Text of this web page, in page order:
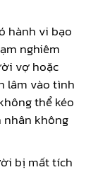
hành vi bạo
nghiêm
vợ hoặc
lâm vào tình
thể kéo
nhân không
bị mất tích